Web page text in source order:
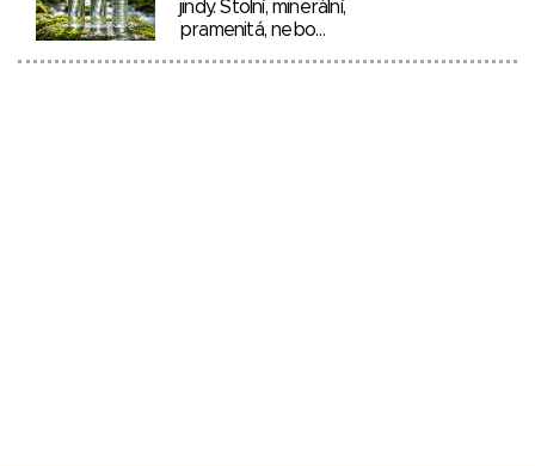
jindy. Stolní, minerální,
pramenitá, nebo…